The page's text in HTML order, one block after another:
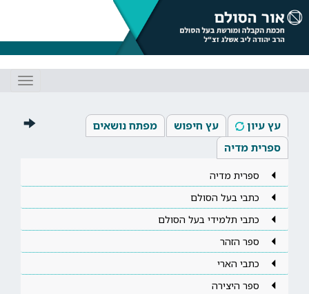
עץ עיון עץ חיפוש
מפתח נושאים
ספרית מדיה
ספרית מדיה
כתבי בעל הסולם
כתבי תלמידי בעל הסולם
ספר הזהר
כתבי הארי
ספר היצירה